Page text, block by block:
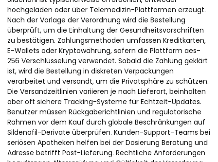
hochgeladen oder über Telemedizin-Plattformen erzeugt.
Nach der Vorlage der Verordnung wird die Bestellung
überprüft, um die Einhaltung der Gesundheitsvorschriften
zu bestätigen. Zahlungsmethoden umfassen Kreditkarten,
E-Wallets oder Kryptowährung, sofern die Plattform aes-
256 Verschlüsselung verwendet. Sobald die Zahlung geklärt
ist, wird die Bestellung in diskreten Verpackungen
verarbeitet und versandt, um die Privatsphäre zu schützen.
Die Versandzeitlinien variieren je nach Lieferort, beinhalten
aber oft sichere Tracking-Systeme für Echtzeit-Updates.
Benutzer müssen Rückgaberichtlinien und regulatorische
Rahmen vor dem Kauf durch globale Beschränkungen auf
Sildenafil-Derivate überprüfen. Kunden-Support-Teams bei
seriösen Apotheken helfen bei der Dosierung Beratung und
Adresse betrifft Post-Lieferung. Rechtliche Anforderungen